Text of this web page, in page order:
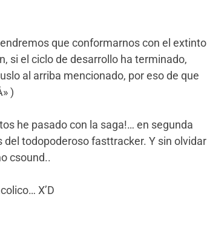
que conformarnos con el extinto
si el ciclo de desarrollo ha terminado,
al arriba mencionado, por eso de que
)
he pasado con la saga!… en segunda
del todopoderoso fasttracker. Y sin olvidar
csound..
X’D